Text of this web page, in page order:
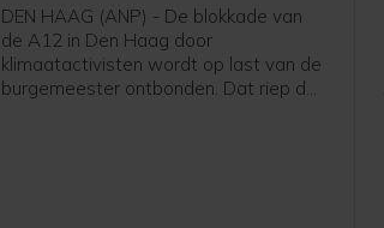
DEN HAAG (ANP) - De blokkade van
de A12 in Den Haag door
klimaatactivisten wordt op last van de
burgemeester ontbonden. Dat riep de